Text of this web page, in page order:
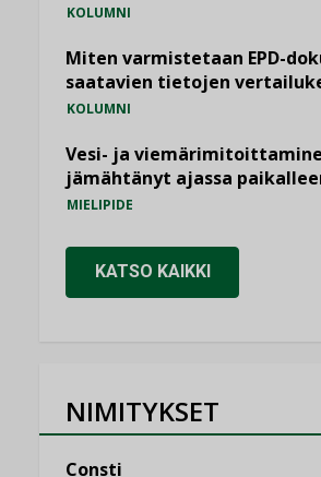
KOLUMNI
Miten varmistetaan EPD-
saatavien tietojen
KOLUMNI
Vesi- ja
jämähtänyt ajassa
MIELIPIDE
KATSO KAIKKI
NIMITYKSET
Consti